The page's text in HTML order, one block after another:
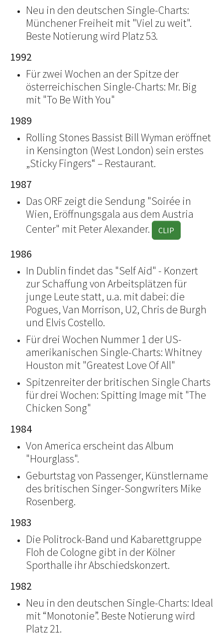
Neu in den deutschen Single-Charts:
Münchener Freiheit mit "Viel zu weit".
Beste Notierung wird Platz 53.
1992
Für zwei Wochen an der Spitze der
österreichischen Single-Charts: Mr. Big
mit "To Be With You"
1989
Rolling Stones Bassist Bill Wyman eröffnet
in Kensington (West London) sein erstes
„Sticky Fingers“ – Restaurant.
1987
Das ORF zeigt die Sendung "Soirée in
Wien, Eröffnungsgala aus dem Austria
Center" mit Peter Alexander.
CLIP
1986
In Dublin findet das "Self Aid" - Konzert
zur Schaffung von Arbeitsplätzen für
junge Leute statt, u.a. mit dabei: die
Pogues, Van Morrison, U2, Chris de Burgh
und Elvis Costello.
Für drei Wochen Nummer 1 der US-
amerikanischen Single-Charts: Whitney
Houston mit "Greatest Love Of All"
Spitzenreiter der britischen Single Charts
für drei Wochen: Spitting Image mit "The
Chicken Song"
1984
Von America erscheint das Album
"Hourglass".
Geburtstag von Passenger, Künstlername
des britischen Singer-Songwriters Mike
Rosenberg.
1983
Die Politrock-Band und Kabarettgruppe
Floh de Cologne gibt in der Kölner
Sporthalle ihr Abschiedskonzert.
1982
Neu in den deutschen Single-Charts: Ideal
mit “Monotonie”. Beste Notierung wird
Platz 21.